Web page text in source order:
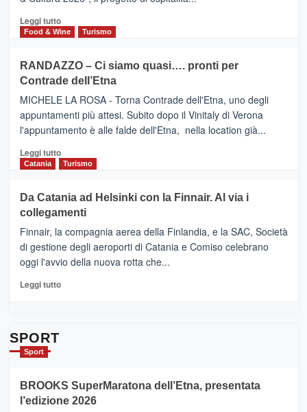
nella
classifica
UN
HOTEL
FOUR
IL
NUOVO
SUMMER
CLUB
Leggi tuttoLeggi
di
VIAGRANDE
(Ct)
–
Benanti
presenta
“Vino
&
Cultura
tappe
dell’enoturismo
Food & Wine Turismo
RANDAZZO – Ci siamo quasi…. pronti per
Contrade dell’Etna
MICHELE LA ROSA - Torna Contrade dell'Etna, uno degli
appuntamenti più attesi. Subito dopo il Vinitaly di Verona
l'appuntamento è alle falde dell'Etna, nella location già...
Leggi tuttoLeggi
di
RANDAZZO
–
Ci
siamo
quasi….
pronti
per
Catania Turismo
Da Catania ad Helsinki con la Finnair. Al via i
collegamenti
Finnair, la compagnia aerea della Finlandia, e la SAC, Società
di gestione degli aeroporti di Catania e Comiso celebrano
oggi l'avvio della nuova rotta che...
Leggi tuttoLeggi
con
la
SPORT
Sport
BROOKS SuperMaratona dell’Etna, presentata
l’edizione 2026